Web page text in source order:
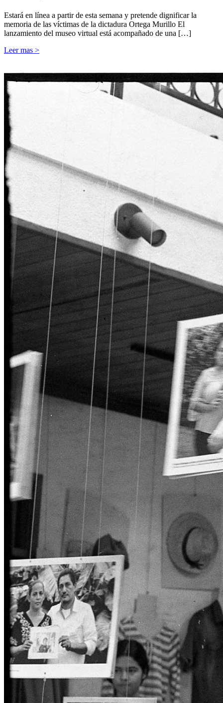
Estará en línea a partir de esta semana y pretende dignificar la
memoria de las víctimas de la dictadura Ortega Murillo El
lanzamiento del museo virtual está acompañado de una […]
Leer mas >